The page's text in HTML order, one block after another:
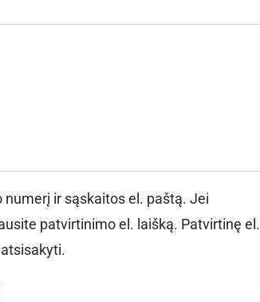
ir sąskaitos el. paštą. Jei
patvirtinimo el. laišką. Patvirtinę el.